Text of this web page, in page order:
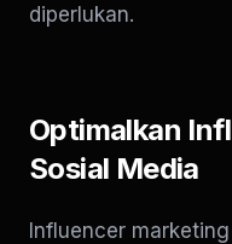
diperlukan.
Optimalkan
Sosial Media
Influencer